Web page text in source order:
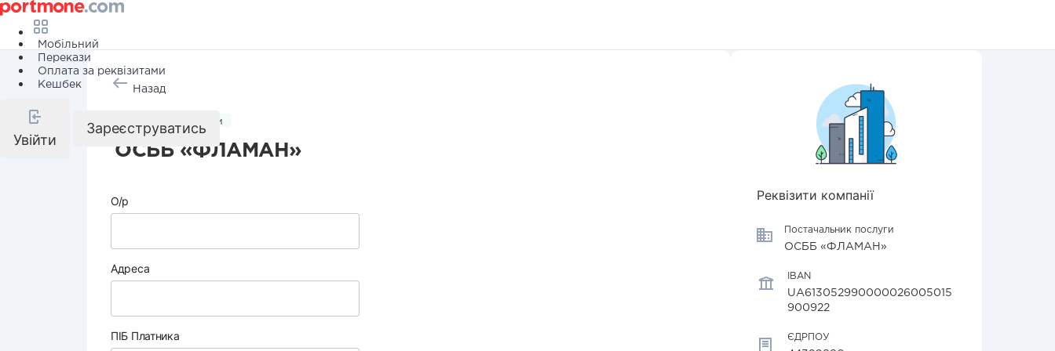
Мобільний
Перекази
Оплата за реквізитами
Кешбек
Увійти
Зареєструватись
Назад
Комунальні послуги
ОСББ «ФЛАМАН»
О/р
Адреса
ПІБ Платника
Реквізити компанії
Постачальник послуги
ОСББ «ФЛАМАН»
IBAN
UA613052990000026005015
900922
ЄДРПОУ